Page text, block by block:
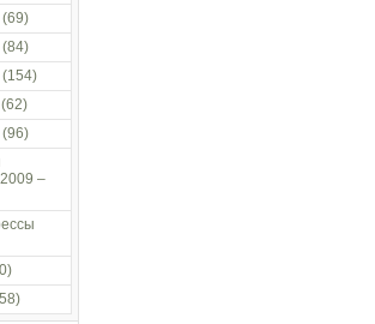
(69)
(84)
(154)
(62)
(96)
–